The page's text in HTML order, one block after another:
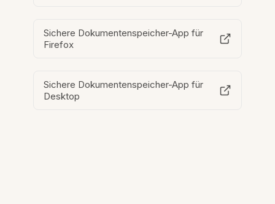
Sichere Dokumentenspeicher-App für
Firefox
Sichere Dokumentenspeicher-App für
Desktop